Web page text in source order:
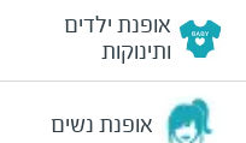
אופנת ילדים
ותינוקות
אופנת נשים